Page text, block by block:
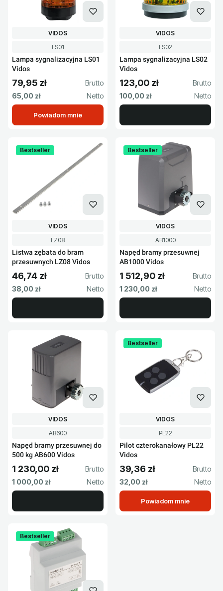
Kod produktu
LS01
Lampa sygnalizacyjna LS01
Vidos
PRODUCENT
VIDOS
Cena brutto
79,95 zł
Cena netto
65,00 zł
Powiadom mnie
Kod produktu
LS02
Lampa sygnalizacyjna LS02
Vidos
PRODUCENT
VIDOS
Cena brutto
123,00 zł
Cena netto
100,00 zł
Bestseller
Kod produktu
LZ08
Listwa zębata do bram
przesuwnych LZ08 Vidos
PRODUCENT
VIDOS
Cena brutto
46,74 zł
Cena netto
38,00 zł
Bestseller
Kod produktu
AB1000
Napęd bramy przesuwnej
AB1000 Vidos
PRODUCENT
VIDOS
Cena brutto
1 512,90 zł
Cena netto
1 230,00 zł
Kod produktu
AB600
Napęd bramy przesuwnej do
500 kg AB600 Vidos
PRODUCENT
VIDOS
Cena brutto
1 230,00 zł
Cena netto
1 000,00 zł
Bestseller
Kod produktu
PL22
Pilot czterokanałowy PL22
Vidos
PRODUCENT
VIDOS
Cena brutto
39,36 zł
Cena netto
32,00 zł
Powiadom mnie
Bestseller